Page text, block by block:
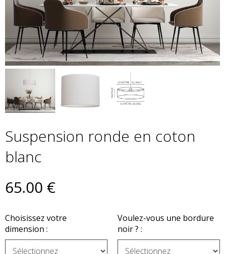
Suspension ronde en coton
blanc
65.00 €
Choisissez votre
dimension :
Voulez-vous une bordure
noir ? :